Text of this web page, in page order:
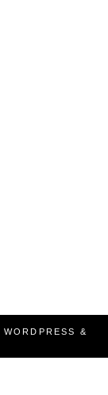
WORDPRESS
&